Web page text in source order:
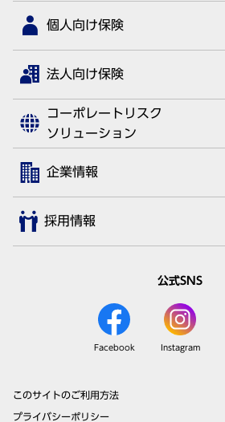
個人向け保険
法人向け保険
コーポレートリスク
ソリューション
企業情報
採用情報
公式SNS
Facebook Instagram
このサイトのご利用方法
プライバシーポリシー